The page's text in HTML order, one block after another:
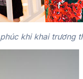
khi khai trương